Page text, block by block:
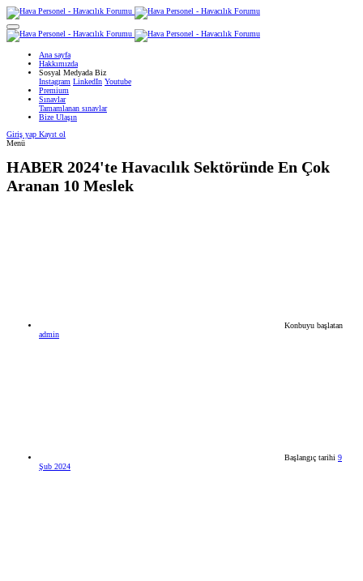
Ana sayfa
Hakkımızda
Sosyal Medyada Biz
Instagram LinkedIn Youtube
Premium
Sınavlar
Tamamlanan sınavlar
Bize Ulaşın
Giriş yap Kayıt ol
Menü
HABER 2024'te Havacılık Sektöründe En Çok
Aranan 10 Meslek
Konbuyu başlatan
admin
Başlangıç tarihi 9
Şub 2024